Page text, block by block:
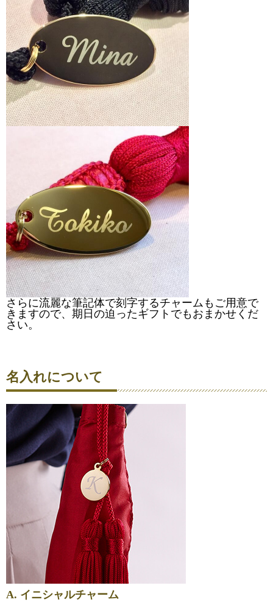
さらに流麗な筆記体で刻字するチャームもご用意で
きますので、期日の迫ったギフトでもおまかせくだ
さい。
名入れについて
A. イニシャルチャーム